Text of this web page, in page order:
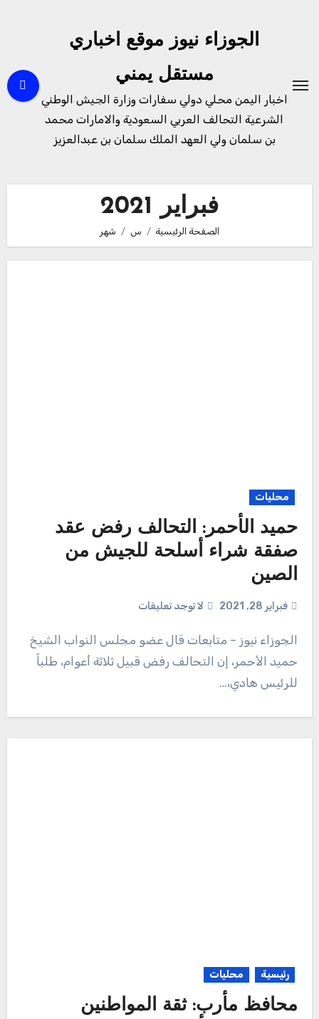
الجوزاء نيوز موقع اخباري
مستقل يمني
اخبار اليمن محلي دولي سفارات وزارة الجيش الوطني
الشرعية التحالف العربي السعودية والامارات محمد
بن سلمان ولي العهد الملك سلمان بن عبدالعزيز
فبراير 2021
الصفحة الرئيسية س شهر
محليات
حميد الأحمر: التحالف رفض عقد
صفقة شراء أسلحة للجيش من
الصين
فبراير 28, 2021 لا توجد تعليقات
حميد الأحمر، إن التحالف رفض قبيل ثلاثة أعوام، طلباً
للرئيس هادي،…
رئيسية محليات
محافظ مأرب: ثقة المواطنين